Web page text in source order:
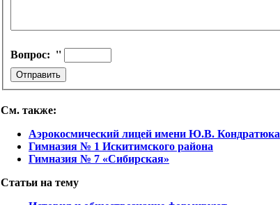
Вопрос: ''
См. также:
Аэрокосмический лицей имени Ю.В. Кондратюка
Гимназия № 1 Искитимского района
Гимназия № 7 «Сибирская»
Статьи на тему